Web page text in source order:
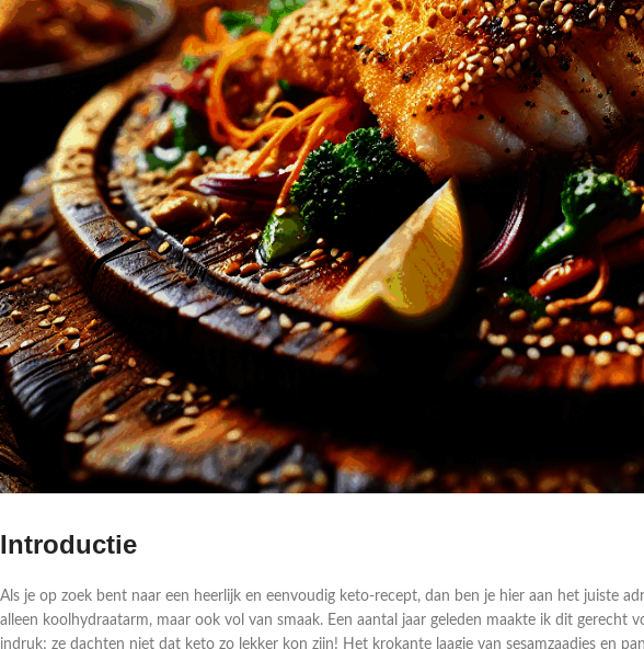
Introductie
Als je op zoek bent naar een heerlijk en eenvoudig keto-recept, dan ben je hier aan het juiste
alleen koolhydraatarm, maar ook vol van smaak. Een aantal jaar geleden maakte ik dit gerecht
indruk; ze dachten niet dat keto zo lekker kon zijn! Het krokante laagje van sesamzaadjes en